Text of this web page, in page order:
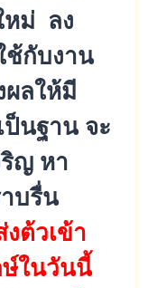
หม่ ลง
ช้กับงาน
ลให้มี
นฐาน จะ
ญ หา
บรื่น
ต้วเข้า
ษ์ในวันนี้